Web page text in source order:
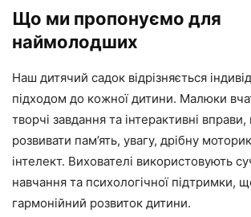
Що ми пропонуємо для
наймолодших
Наш дитячий садок відрізняється
підходом до кожної дитини. Малюки
творчі завдання та інтерактивні
розвивати пам’ять, увагу, дрібну
інтелект. Вихователі використовують
навчання та психологічної підтримки,
гармонійний розвиток дитини.